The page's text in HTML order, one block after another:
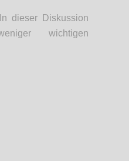
In dieser Diskussion
wichtigen